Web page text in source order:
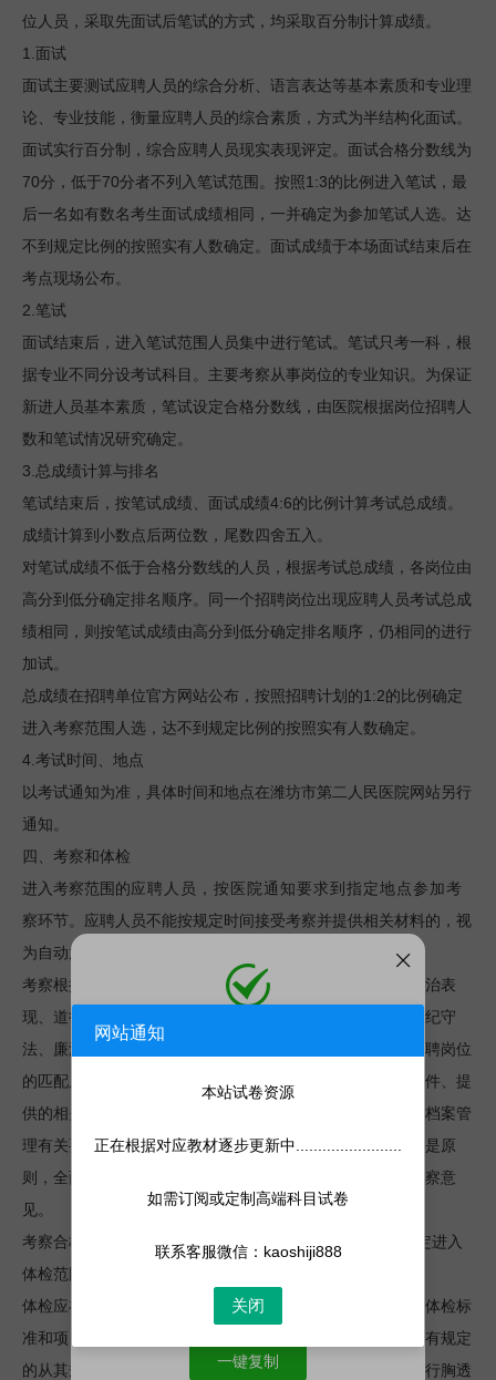
位人员，采取先面试后笔试的方式，均采取百分制计算成绩。
1. 面试
面试主要测试应聘人员的综合分析、语言表达等基本素质和专业理
论、专业技能，衡量应聘人员的综合素质，方式为半结构化面试。
面试实行百分制，综合应聘人员现实表现评定。面试合格分数线为
70分，低于70分者不列入笔试范围。按照1:3的比例进入笔试，最
后一名如有数名考生面试成绩相同，一并确定为参加笔试人选。达
不到规定比例的按照实有人数确定。面试成绩于本场面试结束后在
考点现场公布。
2. 笔试
面试结束后，进入笔试范围人员集中进行笔试。笔试只考一科，根
据专业不同分设考试科目。主要考察从事岗位的专业知识。为保证
新进人员基本素质，笔试设定合格分数线，由医院根据岗位招聘人
数和笔试情况研究确定。
3. 总成绩计算与排名
笔试结束后，按笔试成绩、面试成绩4:6的比例计算考试总成绩。
成绩计算到小数点后两位数，尾数四舍五入。
对笔试成绩不低于合格分数线的人员，根据考试总成绩，各岗位由
高分到低分确定排名顺序。同一个招聘岗位出现应聘人员考试总成
绩相同，则按笔试成绩由高分到低分确定排名顺序，仍相同的进行
加试。
总成绩在招聘单位官方网站公布，按照招聘计划的1:2的比例确定
进入考察范围人选，达不到规定比例的按照实有人数确定。
4. 考试时间、地点
以考试通知为准，具体时间和地点在潍坊市第二人民医院网站另行
通知。
四、考察和体检
进入考察范围的应聘人员，按医院通知要求到指定地点参加考
察环节。应聘人员不能按规定时间接受考察并提供相关材料的，视
为自动放弃。
考察根据岗位条件要求采取多种方式进行，主要考察思想政治表
现、道德品行、能力素质、专业技能、学习和工作表现、遵纪守
法、廉洁自律等情况，以及是否具有应当回避的情形、与招聘岗位
的匹配度等情况，并对应聘人员是否符合规定的岗位资格条件、提
供的相关信息材料是否真实准确等进行再次审核。按照干部档案管
理有关要求，加强对考察人选档案的审核。考察坚持实事求是原
则，全面、客观、公正地评价被考察对象，最终形成书面考察意
见。
考察合格的，根据考试总成绩，按照招聘计划
的比例确定进入
体检范围人选，达不到规定比例的按照实有人数确定。
体检应在县级以上综合性医院进行，体检费用由考生承担，体检标
准和项目参照公务员录用体检标准及操作手册执行，国家另有规定
的从其规定。体检时，对于已经怀孕的应聘人员，可延期进行胸透
网站通知
本站试卷资源
正在根据对应教材逐步更新中........................
如需订阅或定制高端科目试卷
联系客服微信：kaoshiji888
关闭
添加客服为微信好友，人工处理更快
一键复制